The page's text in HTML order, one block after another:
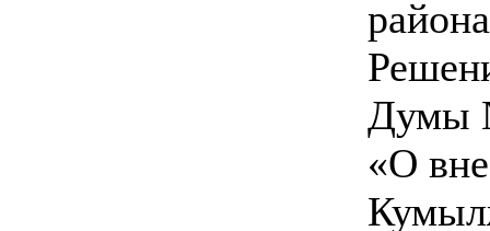
Думы
«О